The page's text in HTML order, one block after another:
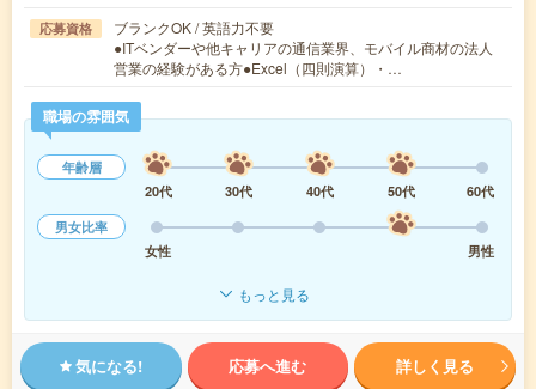
応募資格
ブランクOK / 英語力不要
●ITベンダーや他キャリアの通信業界、モバイル商材の法人
営業の経験がある方●Excel（四則演算）・…
職場の雰囲気
年齢層
20代
30代 40代 50代
60代
男女比率
女性
男性
もっと見る
気になる! 応募へ進む 詳しく見る